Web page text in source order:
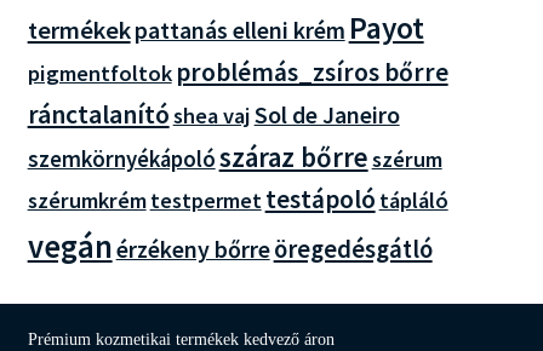
termékekpattanás elleni krém Payot
pigmentfoltok problémás_zsíros bőrre
ránctalanítóshea vajSol de Janeiro
szemkörnyékápolószáraz bőrreszérum
szérumkrémtestpermet testápoló tápláló
vegánérzékeny bőrreöregedésgátló
Prémium kozmetikai termékek kedvező áron